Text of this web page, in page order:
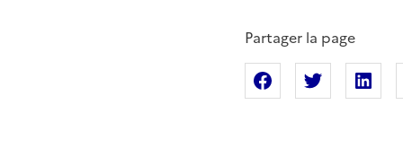
Partager la page
Partager surPartager